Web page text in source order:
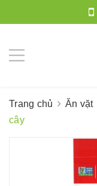
Trang chủ Ăn vặt
cây